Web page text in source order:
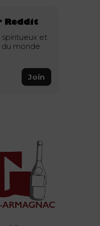
Reddit
et
du monde
Join